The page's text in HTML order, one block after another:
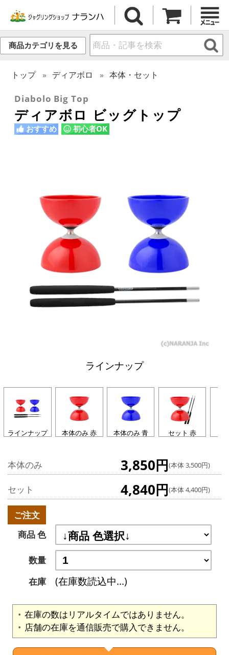
商品カテゴリを見る
トップ ディアボロ 本体・セット
Diabolo Big Top
ディアボロ ビッグトップ
おすすめ 初心者OK
ラインナップ
ラインナップ 本体のみ 赤 本体のみ 青 セット 赤
本体のみ 3,850円(本体 3,500円)
セット 4,840円(本体 4,400円)
ご注文
商品 色
数量
在庫
(在庫数読込中...)
在庫の数はリアルタイムではありません。
店舗の在庫を通信販売で購入できません。